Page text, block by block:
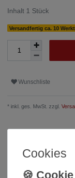
Inhalt 1 Stück
Versandfertig ca. 10
Wunschliste
* inkl. ges. MwSt. zzgl.
Beschreibung
Cookies